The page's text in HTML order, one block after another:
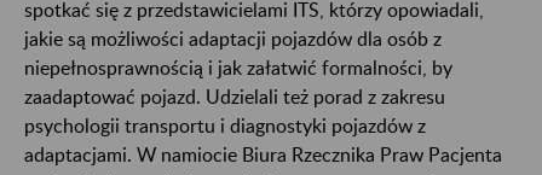
spotkać się z przedstawicielami ITS, którzy opowiadali,
jakie są możliwości adaptacji pojazdów dla osób z
niepełnosprawnością i jak załatwić formalności, by
zaadaptować pojazd. Udzielali też porad z zakresu
psychologii transportu i diagnostyki pojazdów z
adaptacjami. W namiocie Biura Rzecznika Praw Pacjenta